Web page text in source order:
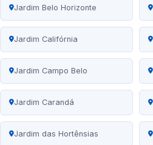
Jardim Belo Horizonte
Jardim Califórnia
Jardim Campo Belo
Jardim Carandá
Jardim das Hortênsias